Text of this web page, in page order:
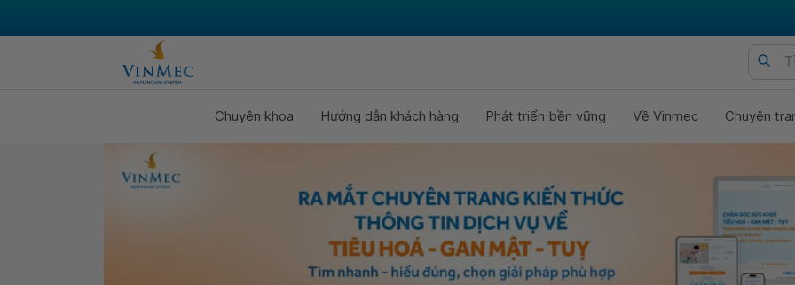
Chuyên khoa Hướng dẫn khách hàng Phát triển bền vững Về Vinmec Chuyên